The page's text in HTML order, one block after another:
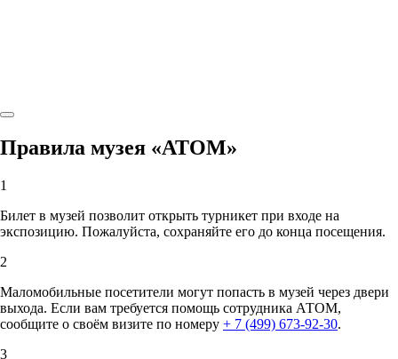
Правила музея «АТОМ»
1
Билет в музей позволит открыть турникет при входе на
экспозицию. Пожалуйста, сохраняйте его до конца посещения.
2
Маломобильные посетители могут попасть в музей через двери
выхода. Если вам требуется помощь сотрудника АТОМ,
сообщите о своём визите по номеру + 7 (499) 673-92-30.
3